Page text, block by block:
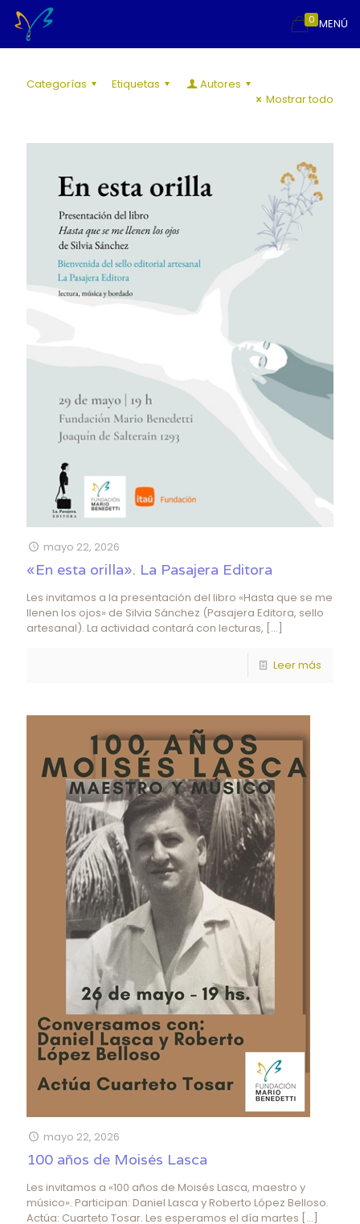
MENÚ
0
Categorías Etiquetas
Autores
Mostrar todo
mayo 22, 2026
«En esta orilla». La Pasajera Editora
Les invitamos a la presentación del libro «Hasta que se me
llenen los ojos» de Silvia Sánchez (Pasajera Editora, sello
artesanal). La actividad contará con lecturas, […]
Leer más
mayo 22, 2026
100 años de Moisés Lasca
Les invitamos a «100 años de Moisés Lasca, maestro y
músico». Participan: Daniel Lasca y Roberto López Belloso.
Actúa: Cuarteto Tosar. Les esperamos el día martes […]